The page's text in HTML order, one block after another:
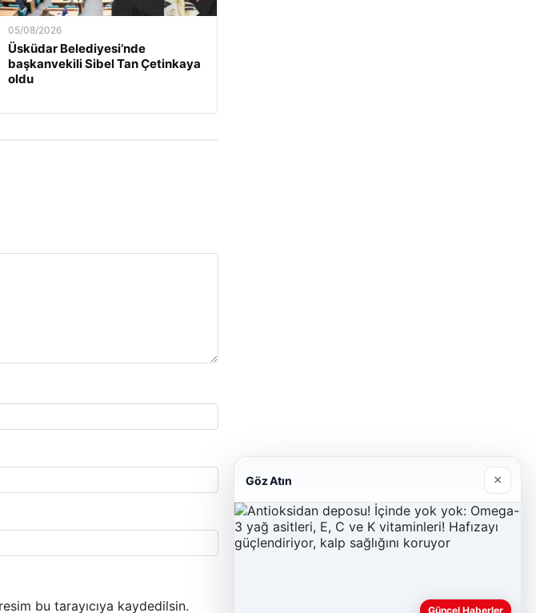
05/08/2026
Üsküdar Belediyesi’nde
başkanvekili Sibel Tan Çetinkaya
oldu
bu tarayıcıya kaydedilsin.
Göz Atın ×
Güncel Haberler